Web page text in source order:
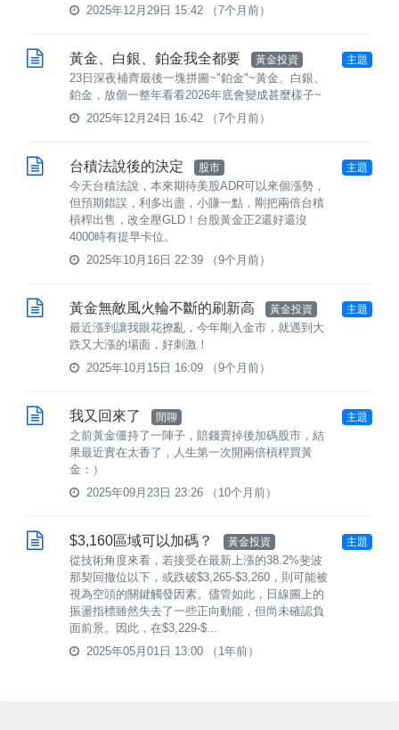
2025年12月29日 15:42
（7个月前）
黃金、白銀、鉑金我全都要 黃金投資
23日深夜補齊最後一塊拼圖~"鉑金"~黃金、白銀、
鉑金，放個一整年看看2026年底會變成甚麼樣子~
2025年12月24日 16:42
（7个月前）
主題
台積法說後的決定 股市
今天台積法說，本來期待美股ADR可以來個漲勢，
但預期錯誤，利多出盡，小賺一點，剛把兩倍台積
槓桿出售，改全壓GLD！台股黃金正2還好還沒
4000時有提早卡位。
2025年10月16日 22:39
（9个月前）
主題
黃金無敵風火輪不斷的刷新高 黃金投資
最近漲到讓我眼花撩亂，今年剛入金市，就遇到大
跌又大漲的場面，好刺激！
2025年10月15日 16:09
（9个月前）
主題
我又回來了 閒聊
之前黃金僵持了一陣子，賠錢賣掉後加碼股市，結
果最近實在太香了，人生第一次開兩倍槓桿買黃
金：）
2025年09月23日 23:26
（10个月前）
主題
$3,160區域可以加碼？ 黃金投資
從技術角度來看，若接受在最新上漲的38.2%斐波
那契回撤位以下，或跌破$3,265-$3,260，則可能被
視為空頭的關鍵觸發因素。儘管如此，日線圖上的
振盪指標雖然失去了一些正向動能，但尚未確認負
面前景。因此，在$3,229-$...
2025年05月01日 13:00
（1年前）
主題